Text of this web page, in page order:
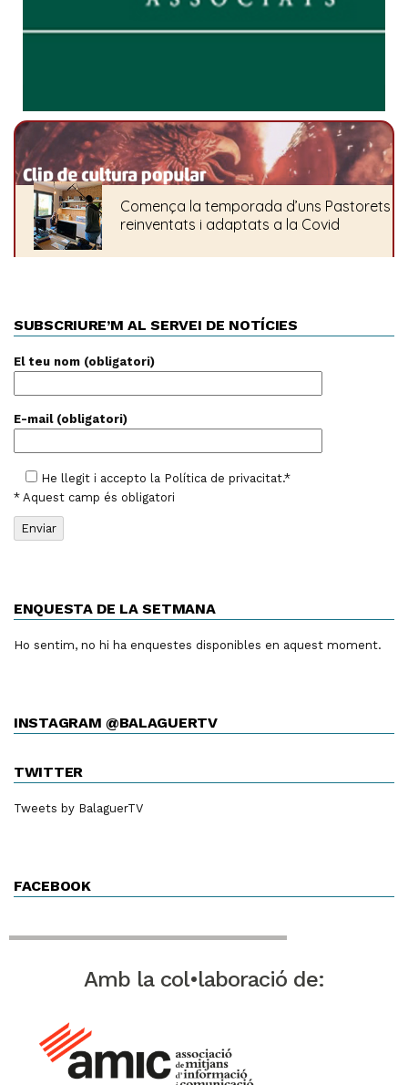
SUBSCRIURE’M AL SERVEI DE NOTÍCIES
El teu nom (obligatori)
E-mail (obligatori)
He llegit i accepto la Política de privacitat.*
* Aquest camp és obligatori
ENQUESTA DE LA SETMANA
Ho sentim, no hi ha enquestes disponibles en aquest moment.
INSTAGRAM @BALAGUERTV
TWITTER
Tweets by BalaguerTV
FACEBOOK
Amb la col•laboració de: